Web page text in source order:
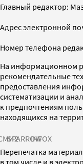
Главный редактор:
Адрес электронной
Номер телефона
На информационном
рекомендательные
предоставления
систематизации и
к предпочтениям
находящихся на
SPARROWINFOX
Перепечатка
в том числе и в